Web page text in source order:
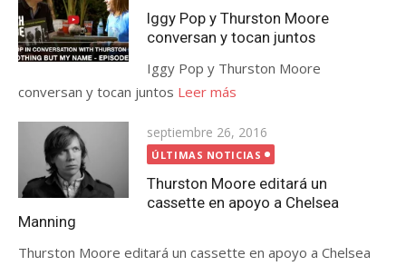
elIggy Pop y Thurston Moore
conversan y tocan juntos
Iggy Pop y Thurston Moore
conversan y tocan juntos Leer más
Publicada
el
septiembre 26, 2016
ÚLTIMAS NOTICIAS
Thurston Moore editará un
cassette en apoyo a Chelsea
Manning
Thurston Moore editará un cassette en apoyo a Chelsea